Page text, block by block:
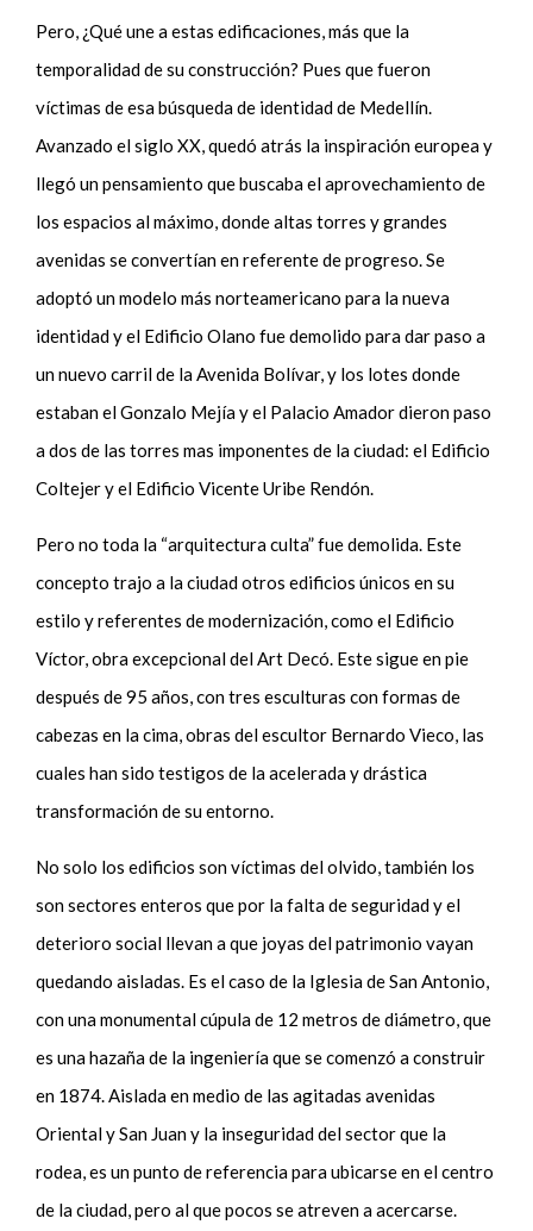
Pero, ¿Qué une a estas edificaciones, más que la
temporalidad de su construcción? Pues que fueron
víctimas de esa búsqueda de identidad de Medellín.
Avanzado el siglo XX, quedó atrás la inspiración europea y
llegó un pensamiento que buscaba el aprovechamiento de
los espacios al máximo, donde altas torres y grandes
avenidas se convertían en referente de progreso. Se
adoptó un modelo más norteamericano para la nueva
identidad y el Edificio Olano fue demolido para dar paso a
un nuevo carril de la Avenida Bolívar, y los lotes donde
estaban el Gonzalo Mejía y el Palacio Amador dieron paso
a dos de las torres mas imponentes de la ciudad: el Edificio
Coltejer y el Edificio Vicente Uribe Rendón.
Pero no toda la “arquitectura culta” fue demolida. Este
concepto trajo a la ciudad otros edificios únicos en su
estilo y referentes de modernización, como el Edificio
Víctor, obra excepcional del Art Decó. Este sigue en pie
después de 95 años, con tres esculturas con formas de
cabezas en la cima, obras del escultor Bernardo Vieco, las
cuales han sido testigos de la acelerada y drástica
transformación de su entorno.
No solo los edificios son víctimas del olvido, también los
son sectores enteros que por la falta de seguridad y el
deterioro social llevan a que joyas del patrimonio vayan
quedando aisladas. Es el caso de la Iglesia de San Antonio,
con una monumental cúpula de 12 metros de diámetro, que
es una hazaña de la ingeniería que se comenzó a construir
en 1874. Aislada en medio de las agitadas avenidas
Oriental y San Juan y la inseguridad del sector que la
rodea, es un punto de referencia para ubicarse en el centro
de la ciudad, pero al que pocos se atreven a acercarse.